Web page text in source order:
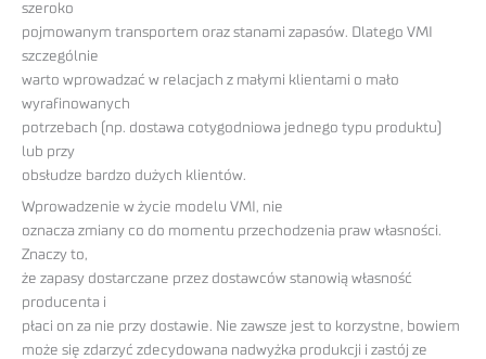
szeroko
pojmowanym transportem oraz stanami zapasów. Dlatego VMI
szczególnie
warto wprowadzać w relacjach z małymi klientami o mało
wyrafinowanych
potrzebach (np. dostawa cotygodniowa jednego typu produktu)
lub przy
obsłudze bardzo dużych klientów.
Wprowadzenie w życie modelu VMI, nie
oznacza zmiany co do momentu przechodzenia praw własności.
Znaczy to,
że zapasy dostarczane przez dostawców stanowią własność
producenta i
płaci on za nie przy dostawie. Nie zawsze jest to korzystne, bowiem
może się zdarzyć zdecydowana nadwyżka produkcji i zastój ze